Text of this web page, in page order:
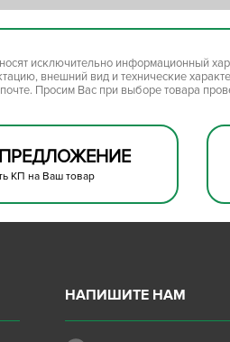
исключительно информационный
внешний вид и технические
Просим Вас при выборе товара
КП на Ваш товар
НАПИШИТЕ НАМ